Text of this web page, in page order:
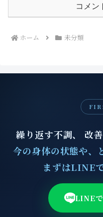
コメン
ホーム 未分類
繰り返す不調、 改
今の身体の状態や、
まずはLINE
LINEで